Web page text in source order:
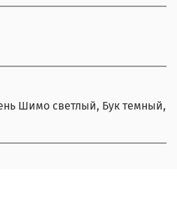
Шимо светлый, Бук темный,